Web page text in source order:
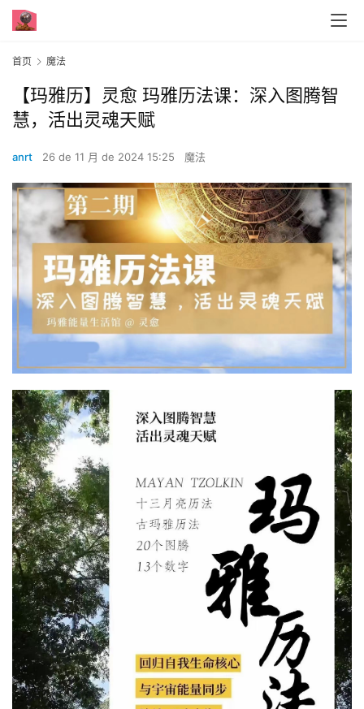
首页 魔法
【玛雅历】灵愈 玛雅历法课：深入图腾智
慧，活出灵魂天赋
anrt 26 de 11 月 de 2024 15:25 魔法